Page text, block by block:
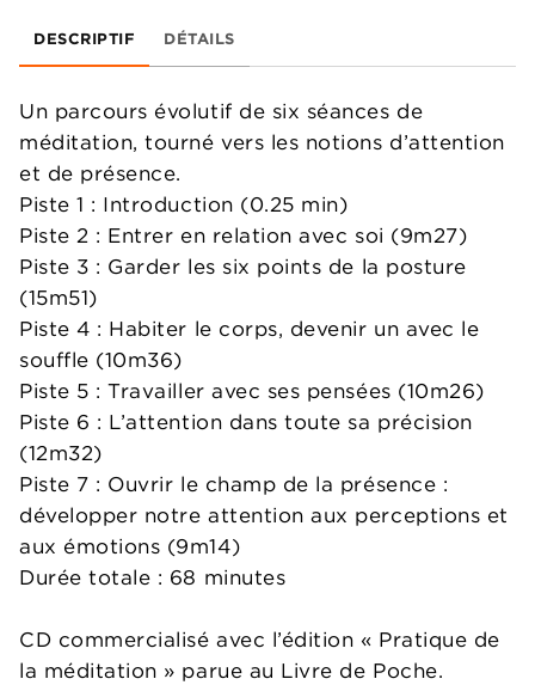
DESCRIPTIF DÉTAILS
Un parcours évolutif de six séances de
méditation, tourné vers les notions d’attention
et de présence.
Piste 1 : Introduction (0.25 min)
Piste 2 : Entrer en relation avec soi (9m27)
Piste 3 : Garder les six points de la posture
(15m51)
Piste 4 : Habiter le corps, devenir un avec le
souffle (10m36)
Piste 5 : Travailler avec ses pensées (10m26)
Piste 6 : L’attention dans toute sa précision
(12m32)
Piste 7 : Ouvrir le champ de la présence :
développer notre attention aux perceptions et
aux émotions (9m14)
Durée totale : 68 minutes
CD commercialisé avec l’édition « Pratique de
la méditation » parue au Livre de Poche.